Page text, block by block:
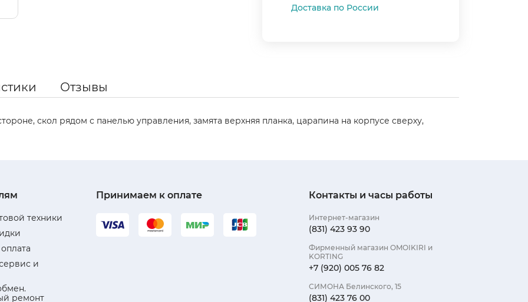
Доставка по России
Отзывы
скол рядом с панелью управления, замята верхняя планка, царапина на корпусе сверху,
техники
и
ремонт
Контакты и часы работы
Интернет-магазин
(831) 423 93 90
Фирменный магазин OMOIKIRI и
KORTING
+7 (920) 005 76 82
СИМОНА Белинского, 15
(831) 423 76 00
Принимаем к оплате